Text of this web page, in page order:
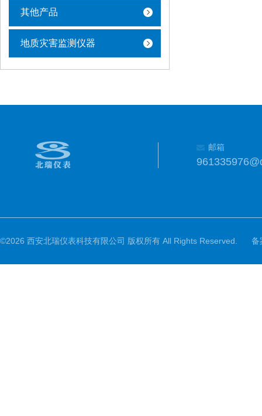
其他产品
地质灾害监测仪器
邮箱
©2026 西安北瑞仪表科技有限公司 版权所有 All Rights Reserved. 备